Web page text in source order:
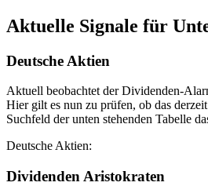
Aktuelle Signale für
Deutsche Aktien
Aktuell beobachtet der Dividenden-
Hier gilt es nun zu prüfen, ob das
Suchfeld der unten stehenden Tabelle
Deutsche Aktien:
Dividenden Aristokraten